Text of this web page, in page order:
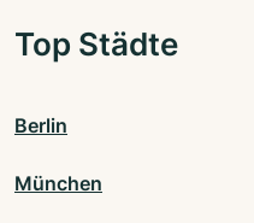
Top Städte
Berlin
München